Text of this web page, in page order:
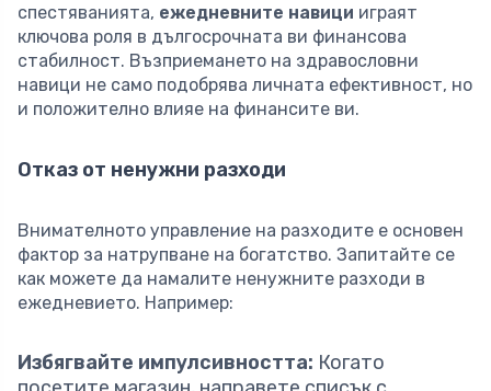
спестяванията, ежедневните навици играят
ключова роля в дългосрочната ви финансова
стабилност. Възприемането на здравословни
навици не само подобрява личната ефективност, но
и положително влияе на финансите ви.
Отказ от ненужни разходи
Внимателното управление на разходите е основен
фактор за натрупване на богатство. Запитайте се
как можете да намалите ненужните разходи в
ежедневието. Например:
Избягвайте импулсивността: Когато